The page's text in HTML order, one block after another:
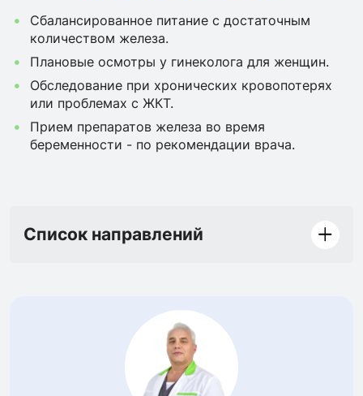
Сбалансированное питание с достаточным
количеством железа.
Плановые осмотры у гинеколога для женщин.
Обследование при хронических кровопотерях
или проблемах с ЖКТ.
Прием препаратов железа во время
беременности - по рекомендации врача.
Список направлений